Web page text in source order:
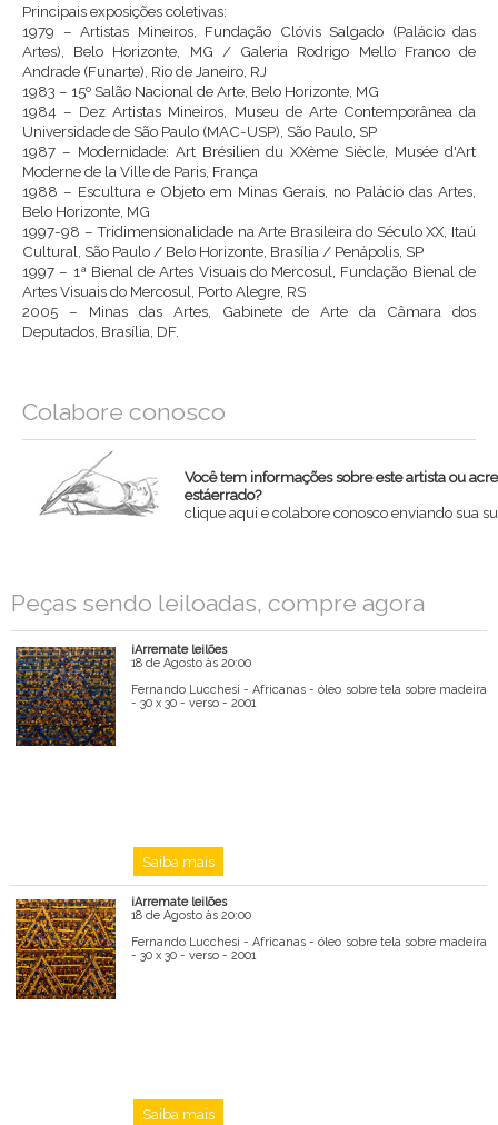
Principais exposições coletivas:
1979 – Artistas Mineiros, Fundação Clóvis Salgado (Palácio das
Artes), Belo Horizonte, MG / Galeria Rodrigo Mello Franco de
Andrade (Funarte), Rio de Janeiro, RJ
1983 – 15º Salão Nacional de Arte, Belo Horizonte, MG
1984 – Dez Artistas Mineiros, Museu de Arte Contemporânea da
Universidade de São Paulo (MAC-USP), São Paulo, SP
1987 – Modernidade: Art Brésilien du XXème Siècle, Musée d'Art
Moderne de la Ville de Paris, França
1988 – Escultura e Objeto em Minas Gerais, no Palácio das Artes,
Belo Horizonte, MG
1997-98 – Tridimensionalidade na Arte Brasileira do Século XX, Itaú
Cultural, São Paulo / Belo Horizonte, Brasília / Penápolis, SP
1997 – 1ª Bienal de Artes Visuais do Mercosul, Fundação Bienal de
Artes Visuais do Mercosul, Porto Alegre, RS
2005 – Minas das Artes, Gabinete de Arte da Câmara dos
Deputados, Brasília, DF.
Colabore conosco
Você tem informações sobre este artista ou
estáerrado?
clique aqui e colabore conosco enviando sua
Mensagem
Peças sendo leiloadas, compre agora
iArremate leilões
18 de Agosto às 20:00
Fernando Lucchesi - Africanas - óleo sobre tela sobre madeira
- 30 x 30 - verso - 2001
Saiba mais
iArremate leilões
18 de Agosto às 20:00
Fernando Lucchesi - Africanas - óleo sobre tela sobre madeira
- 30 x 30 - verso - 2001
Saiba mais